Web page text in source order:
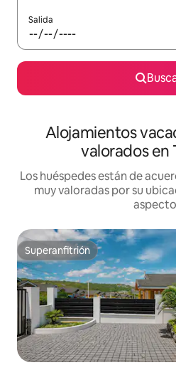
Salida
Alojamientos
valorados en
Los huéspedes están de
muy valoradas por su
Superanfitrión
Superanfitrión